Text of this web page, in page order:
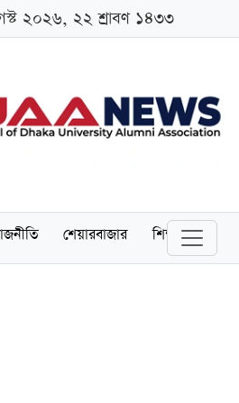
২০২৬, ২২ শ্রাবণ ১৪৩৩
শেয়ারবাজার শিক্ষা